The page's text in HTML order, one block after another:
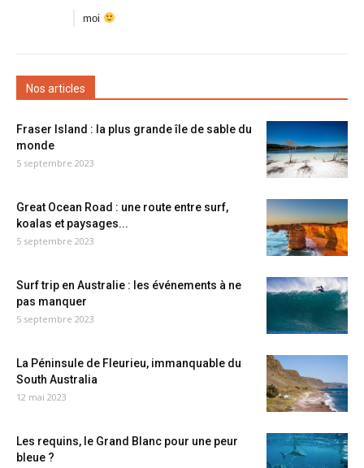
moi
Nos articles
Fraser Island : la plus grande île de sable du
monde
5 septembre 2023
Great Ocean Road : une route entre surf,
koalas et paysages...
5 septembre 2023
Surf trip en Australie : les événements à ne
pas manquer
5 septembre 2023
La Péninsule de Fleurieu, immanquable du
South Australia
12 mai 2023
Les requins, le Grand Blanc pour une peur
bleue ?